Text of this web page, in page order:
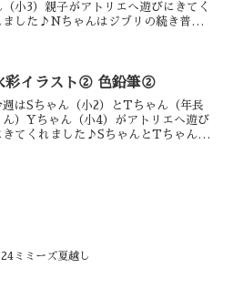
（小3）親子がアトリエへ遊びにきてく
ました♪Nちゃんはジブリの続き普段
調に進んでいます♪広...
彩イラスト② 色鉛筆②
週はSちゃん（小2）とTちゃん（年長
ん）Yちゃん（小4）がアトリエへ遊び
きてくれました♪SちゃんとTちゃんは
ミミーズ夏越し